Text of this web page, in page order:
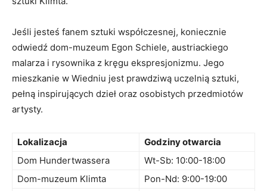
Jeśli ‍jesteś fanem sztuki współczesnej,⁣ koniecznie
odwiedź dom-muzeum Egon Schiele, austriackiego
malarza i‌ rysownika z⁤ kręgu ekspresjonizmu. Jego
mieszkanie w Wiedniu jest prawdziwą ‍uczelnią sztuki,
pełną inspirujących ⁣dzieł oraz osobistych przedmiotów
artysty.
Lokalizacja
Godziny⁤ otwarcia
Dom Hundertwassera
Wt-Sb: 10:00-18:00
Dom-muzeum ‍Klimta
Pon-Nd: 9:00-19:00